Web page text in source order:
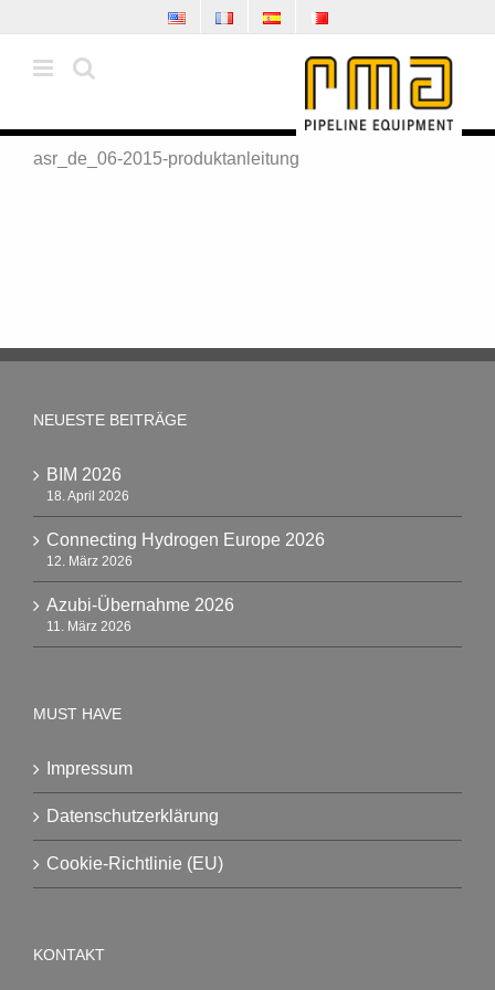
Inhalt
springen
asr_de_06-2015-produktanleitung
NEUESTE BEITRÄGE
BIM 2026
18. April 2026
Connecting Hydrogen Europe 2026
12. März 2026
Azubi-Übernahme 2026
11. März 2026
MUST HAVE
Impressum
Datenschutzerklärung
Cookie-Richtlinie (EU)
KONTAKT